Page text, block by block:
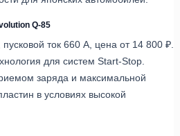
Q-85
ток 660 А, цена от 14 800 ₽.
для систем Start-Stop.
заряда и максимальной
в условиях высокой